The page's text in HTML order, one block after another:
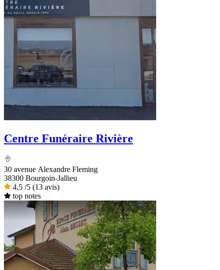
Centre Funéraire Rivière
30 avenue Alexandre Fleming
38300 Bourgoin-Jallieu
4,5 /5 (13 avis)
top notes